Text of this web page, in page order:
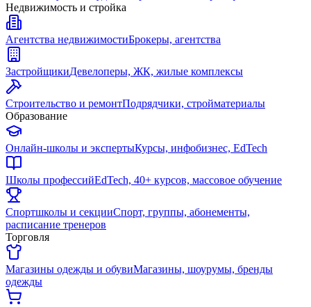
Недвижимость и стройка
Агентства недвижимостиБрокеры, агентства
ЗастройщикиДевелоперы, ЖК, жилые комплексы
Строительство и ремонтПодрядчики, стройматериалы
Образование
Онлайн-школы и экспертыКурсы, инфобизнес, EdTech
Школы профессийEdTech, 40+ курсов, массовое обучение
Спортшколы и секцииСпорт, группы, абонементы,
расписание тренеров
Торговля
Магазины одежды и обувиМагазины, шоурумы, бренды
одежды